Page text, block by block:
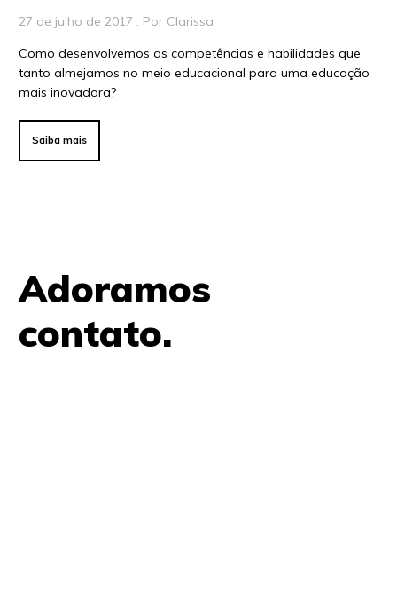
Para Educadores
Para Líderes
27 de julho de 2017 . Por Clarissa
Como desenvolvemos as competências e habilidades que
tanto almejamos no meio educacional para uma educação
mais inovadora?
Saiba mais
Adoramos
contato.